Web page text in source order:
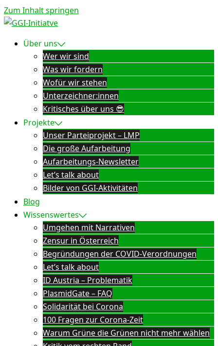
Zum Inhalt springen
Über uns
Wer wir sind
Was wir fordern
Wofür wir stehen
Unterzeichner:innen
Kritisches über uns 😎
Projekte
Unser Parteiprojekt – LMP
Die große Aufarbeitung
Aufarbeitungs-Newsletter
Let’s talk about
Bilder von GGI-Aktivitäten
Blog
Wissenswertes
Umgehen mit Narrativen
Zensur in Österreich
Begründungen der COVID-Verordnungen
Let’s talk about
ID Austria – Problematik
PlasmidGate – FAQ
Solidarität bei Corona
100 Fragen zur Corona-Zeit
Warum Grüne die Grünen nicht mehr wählen